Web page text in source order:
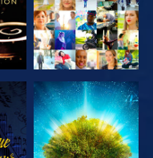
СМОТРЕТЬ
ПЕРЕДАЧИ